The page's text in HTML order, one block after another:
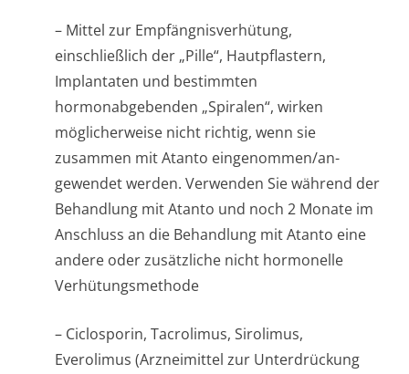
– Mittel zur Empfängnisver­hütung,
einschließlich der „Pille“, Hautpflastern,
Implantaten und bestimmten
hormonabgebenden „Spiralen“, wirken
möglicherweise nicht richtig, wenn sie
zusammen mit Atanto eingenommen/an­
gewendet werden. Verwenden Sie während der
Behandlung mit Atanto und noch 2 Monate im
Anschluss an die Behandlung mit Atanto eine
andere oder zusätzliche nicht hormonelle
Verhütungsmethode
– Ciclosporin, Tacrolimus, Sirolimus,
Everolimus (Arzneimittel zur Unterdrückung